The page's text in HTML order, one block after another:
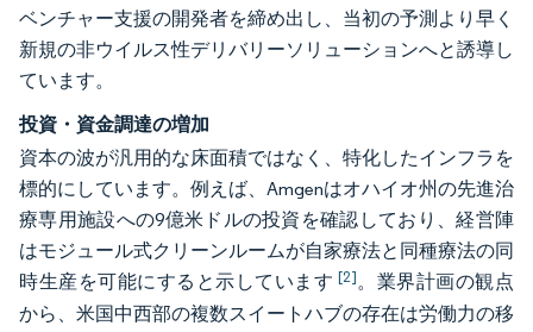
ベンチャー支援の開発者を締め出し、当初の予測より早く
新規の非ウイルス性デリバリーソリューションへと誘導し
ています。
投資・資金調達の増加
資本の波が汎用的な床面積ではなく、特化したインフラを
標的にしています。例えば、Amgenはオハイオ州の先進治
療専用施設への9億米ドルの投資を確認しており、経営陣
はモジュール式クリーンルームが自家療法と同種療法の同
時生産を可能にすると示しています [2]。業界計画の観点
から、米国中西部の複数スイートハブの存在は労働力の移